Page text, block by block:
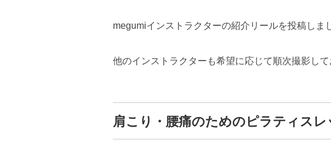
megumiインストラクターの紹介リールを投稿しま
他のインストラクターも希望に応じて順次撮影して
肩こり・腰痛のためのピラティス